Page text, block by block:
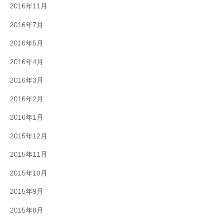
2016年11月
2016年7月
2016年5月
2016年4月
2016年3月
2016年2月
2016年1月
2015年12月
2015年11月
2015年10月
2015年9月
2015年8月